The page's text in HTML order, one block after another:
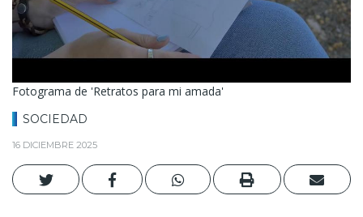
Fotograma de 'Retratos para mi amada'
SOCIEDAD
16 DICIEMBRE 2025